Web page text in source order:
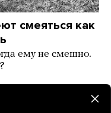
смеяться как
ему не смешно.